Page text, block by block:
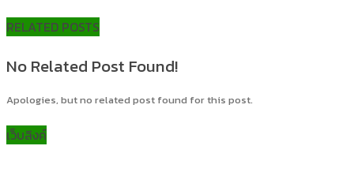
RELATED POSTS
No Related Post Found!
Apologies, but no related post found for this post.
เว็บลิงค์